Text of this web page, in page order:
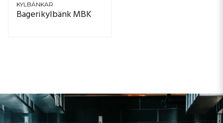
KYLBÄNKAR
Bagerikylbänk MBK